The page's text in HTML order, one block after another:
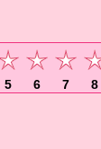
5 6 7 8